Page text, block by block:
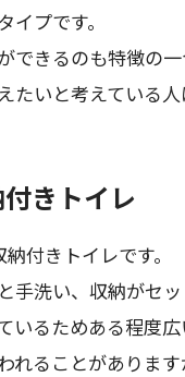
イプです。
できるのも特徴の一
たいと考えている
きトイレ
付きトイレです。
手洗い、収納がセッ
いるためある程度広
れることがありま